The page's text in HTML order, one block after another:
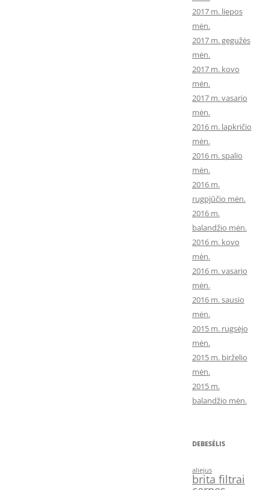
2017 m. liepos
mėn.
2017 m. gegužės
mėn.
2017 m. kovo
mėn.
2017 m. vasario
mėn.
2016 m. lapkričio
mėn.
2016 m. spalio
mėn.
2016 m.
rugpjūčio mėn.
2016 m.
balandžio mėn.
2016 m. kovo
mėn.
2016 m. vasario
mėn.
2016 m. sausio
mėn.
2015 m. rugsėjo
mėn.
2015 m. birželio
mėn.
2015 m.
balandžio mėn.
DEBESĖLIS
aliejus
brita filtrai